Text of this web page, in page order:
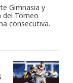
Gimnasia y
del Torneo
consecutiva.